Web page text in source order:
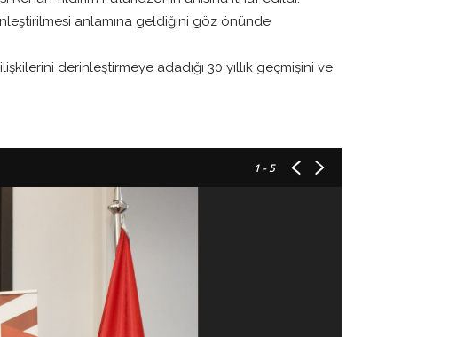
anlamına geldiğini göz önünde
derinleştirmeye adadığı 30 yıllık geçmişini ve
1 - 5